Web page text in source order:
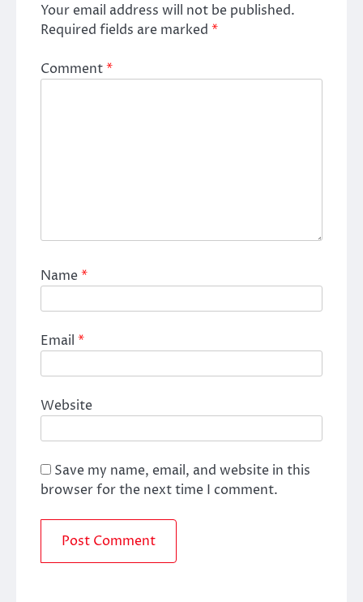
Your email address will not be published.
Required fields are marked *
Comment*
Name*
Email *
Website
Save my name, email, and website in this
browser for the next time I comment.